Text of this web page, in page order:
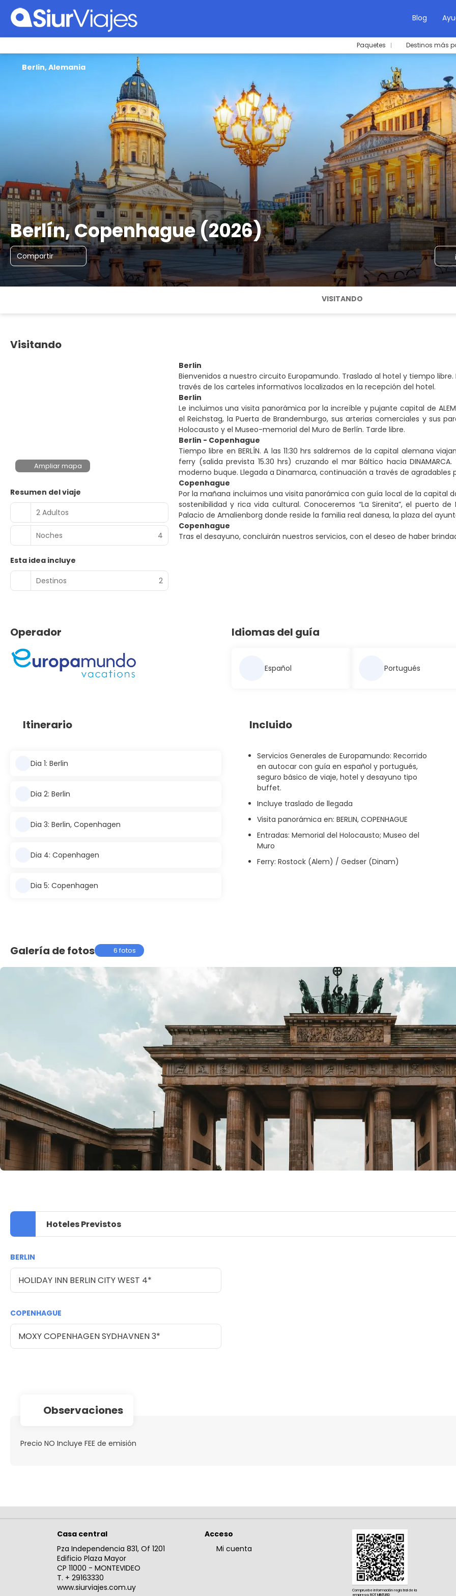
Blog
Paquetes Destinos más
Berlín, Copenhague (2026)
Compartir
Berlin, Alemania
VISITANDO
Visitando
Ampliar mapa
Resumen del viaje
2 Adultos
Noches 4
Esta idea incluye
Destinos
2
Berlin
Bienvenidos a nuestro circuito Europamundo. Traslado al hotel y tiempo
través de los carteles informativos localizados en la recepción del hotel.
Berlin
Le incluimos una visita panorámica por la increíble y pujante capital de
el Reichstag, la Puerta de Brandemburgo, sus arterias comerciales y sus
Holocausto y el Museo-memorial del Muro de Berlín. Tarde libre.
Berlin - Copenhague
Tiempo libre en BERLÍN. A las 11:30 hrs saldremos de la capital alemana
ferry (salida prevista 15.30 hrs) cruzando el mar Báltico hacia
moderno buque. Llegada a Dinamarca, continuación a través de agradables
Copenhague
Por la mañana incluimos una visita panorámica con guía local de la capital
sostenibilidad y rica vida cultural. Conoceremos “La Sirenita”, el puerto
Palacio de Amalienborg donde reside la familia real danesa, la plaza del
Copenhague
Tras el desayuno, concluirán nuestros servicios, con el deseo de haber
Operador Idiomas del guía
Español Portugués
Itinerario
Dia 1: Berlin
Dia 2: Berlin
Dia 3: Berlin, Copenhagen
Dia 4: Copenhagen
Dia 5: Copenhagen
Incluido
Servicios Generales de Europamundo: Recorrido
en autocar con guía en español y portugués,
seguro básico de viaje, hotel y desayuno tipo
buffet.
Incluye traslado de llegada
Visita panorámica en: BERLIN, COPENHAGUE
Entradas: Memorial del Holocausto; Museo del
Muro
Ferry: Rostock (Alem) / Gedser (Dinam)
Galería de fotos 6 fotos
Hoteles Previstos
BERLIN
HOLIDAY INN BERLIN CITY WEST 4*
COPENHAGUE
MOXY COPENHAGEN SYDHAVNEN 3*
observaciones
Precio NO Incluye FEE de emisión
Casa central
Pza Independencia 831, Of 1201
Edificio Plaza Mayor
CP 11000 - MONTEVIDEO
T. + 29163330
www.siurviajes.com.uy
Acceso
Mi cuenta
Compruebe información registral de la
empresa. ROT MINTURD